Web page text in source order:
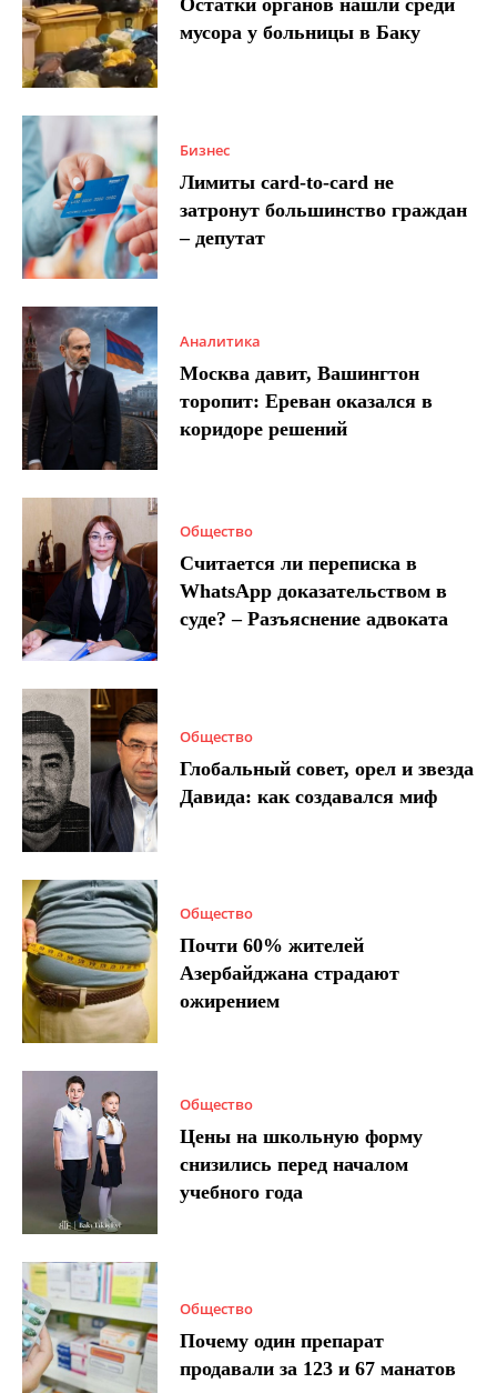
Остатки органов нашли среди
мусора у больницы в Баку
Бизнес
Лимиты card-to-card не
затронут большинство граждан
– депутат
Аналитика
Москва давит, Вашингтон
торопит: Ереван оказался в
коридоре решений
Общество
Считается ли переписка в
WhatsApp доказательством в
суде? – Разъяснение адвоката
Общество
Глобальный совет, орел и звезда
Давида: как создавался миф
Общество
Почти 60% жителей
Азербайджана страдают
ожирением
Общество
Цены на школьную форму
снизились перед началом
учебного года
Общество
Почему один препарат
продавали за 123 и 67 манатов